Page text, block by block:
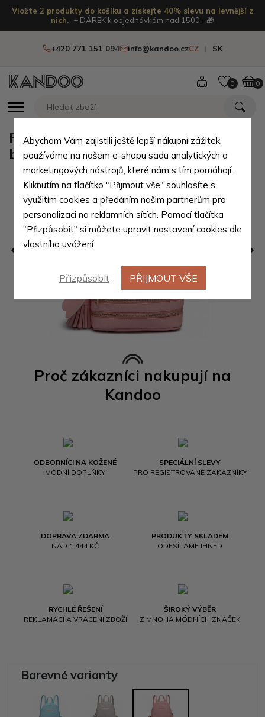
Vložte 2 produkty do košíku a získejte 40% slevu na levnější z
nich.
+ DÁREK k objednávkám nad 1500,- 🎁
+420 771 151 094 info@kandoo.czCZ SK
0 0
Proč zákazníci nakupují na
Kandoo
ODBORNÍCI NA KOŽENÉ
MÓDNÍ DOPLŇKY
SPECIÁLNÍ SLEVY
PRO REGISTROVANÉ ZÁKAZNÍKY
DOPRAVA ZDARMA
NAD 1 444 KČ
PRODUKTY SKLADEM
ODESÍLÁME IHNED
RYCHLÉ ŘEŠENÍ
REKLAMACÍ A VRÁCENÍ ZBOŽÍ
ŠIROKÝ VÝBĚR
Z MNOHA MÓDNÍCH ZNAČEK
Růžový dámský stylový moderní
batoh Misie
Barevné varianty
Abychom Vám zajistili ještě lepší nákupní zážitek,
používáme na našem e-shopu sadu analytických a
marketingových nástrojů, které nám s tím pomáhají.
Kliknutím na tlačítko "Přijmout vše" souhlasíte s
využitím cookies a předáním našim partnerům pro
personalizaci na reklamních sítích. Pomocí tlačítka
"Přizpůsobit" si můžete upravit nastavení cookies dle
vlastního uvážení.
Přizpůsobit PŘIJMOUT VŠE